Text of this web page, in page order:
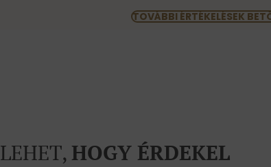
TOVÁBBI ÉRTÉKELÉSEK
LEHET, HOGY ÉRDEKEL